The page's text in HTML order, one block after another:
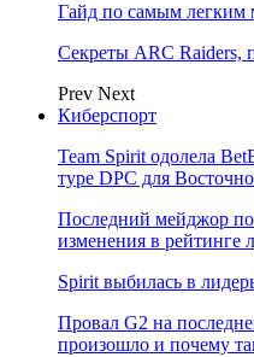
Гайд по самым легким
Секреты ARC Raiders,
Prev Next
Киберспорт
Team Spirit одолела
туре DPC для
Последний мейджор
изменения в рейтинге
Spirit выбилась в
Провал G2 на
произошло и почему